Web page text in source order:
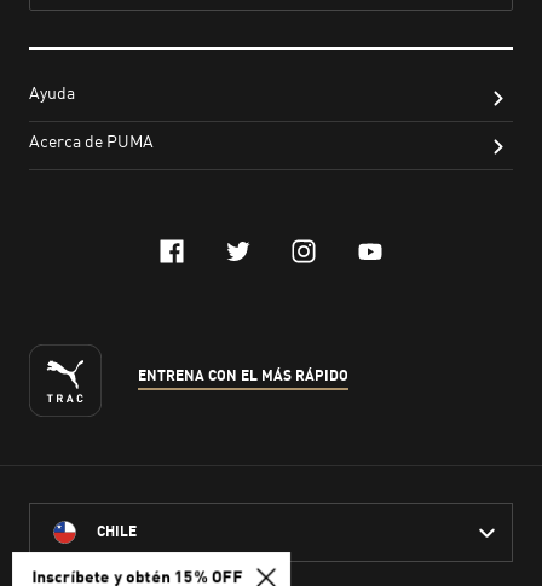
Inscríbete y obtén 15% OFF